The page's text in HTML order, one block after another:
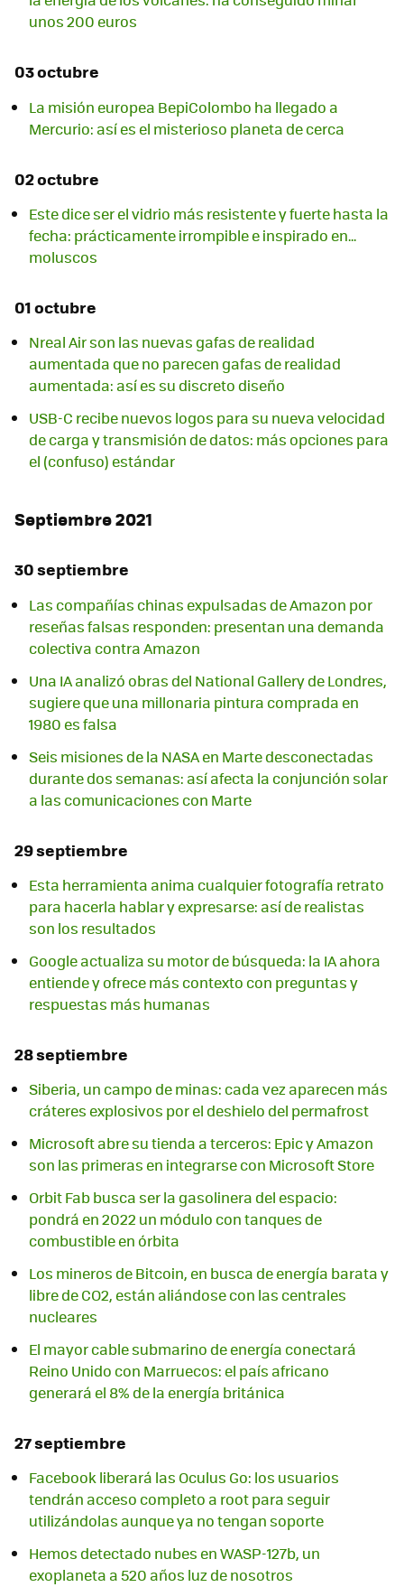
unos 200 euros
03 octubre
La misión europea BepiColombo ha llegado a
Mercurio: así es el misterioso planeta de cerca
02 octubre
Este dice ser el vidrio más resistente y fuerte hasta la
fecha: prácticamente irrompible e inspirado en...
moluscos
01 octubre
Nreal Air son las nuevas gafas de realidad
aumentada que no parecen gafas de realidad
aumentada: así es su discreto diseño
USB-C recibe nuevos logos para su nueva velocidad
de carga y transmisión de datos: más opciones para
el (confuso) estándar
Septiembre 2021
30 septiembre
Las compañías chinas expulsadas de Amazon por
reseñas falsas responden: presentan una demanda
colectiva contra Amazon
Una IA analizó obras del National Gallery de Londres,
sugiere que una millonaria pintura comprada en
1980 es falsa
Seis misiones de la NASA en Marte desconectadas
durante dos semanas: así afecta la conjunción solar
a las comunicaciones con Marte
29 septiembre
Esta herramienta anima cualquier fotografía retrato
para hacerla hablar y expresarse: así de realistas
son los resultados
Google actualiza su motor de búsqueda: la IA ahora
entiende y ofrece más contexto con preguntas y
respuestas más humanas
28 septiembre
Siberia, un campo de minas: cada vez aparecen más
cráteres explosivos por el deshielo del permafrost
Microsoft abre su tienda a terceros: Epic y Amazon
son las primeras en integrarse con Microsoft Store
Orbit Fab busca ser la gasolinera del espacio:
pondrá en 2022 un módulo con tanques de
combustible en órbita
Los mineros de Bitcoin, en busca de energía barata y
libre de CO2, están aliándose con las centrales
nucleares
El mayor cable submarino de energía conectará
Reino Unido con Marruecos: el país africano
generará el 8% de la energía británica
27 septiembre
Facebook liberará las Oculus Go: los usuarios
tendrán acceso completo a root para seguir
utilizándolas aunque ya no tengan soporte
Hemos detectado nubes en WASP-127b, un
exoplaneta a 520 años luz de nosotros